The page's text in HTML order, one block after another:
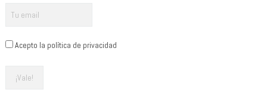
Acepto la política de privacidad